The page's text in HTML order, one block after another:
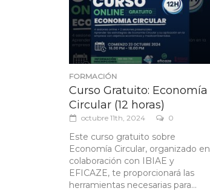
FORMACIÓN
Curso Gratuito: Economía
Circular (12 horas)
octubre 11th, 2024 0
Este curso gratuito sobre
Economía Circular, organizado en
colaboración con IBIAE y
EFICAZE, te proporcionará las
herramientas necesarias para...